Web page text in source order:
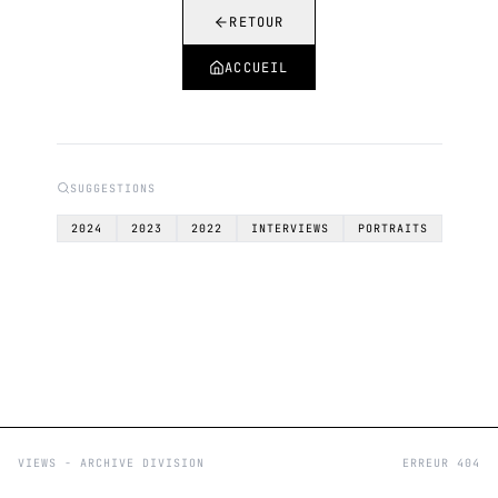
RETOUR
ACCUEIL
SUGGESTIONS
2024 2023 2022 INTERVIEWS PORTRAITS
VIEWS - ARCHIVE DIVISION ERREUR 404